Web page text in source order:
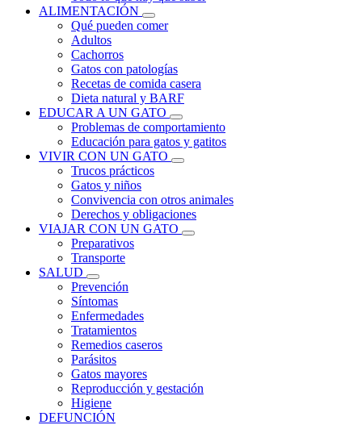
ALIMENTACIÓN
Qué pueden comer
Adultos
Cachorros
Gatos con patologías
Recetas de comida casera
Dieta natural y BARF
EDUCAR A UN GATO
Problemas de comportamiento
Educación para gatos y gatitos
VIVIR CON UN GATO
Trucos prácticos
Gatos y niños
Convivencia con otros animales
Derechos y obligaciones
VIAJAR CON UN GATO
Preparativos
Transporte
SALUD
Prevención
Síntomas
Enfermedades
Tratamientos
Remedios caseros
Parásitos
Gatos mayores
Reproducción y gestación
Higiene
DEFUNCIÓN